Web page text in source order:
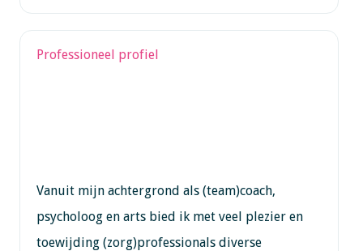
Professioneel profiel
Vanuit mijn achtergrond als (team)coach,
psycholoog en arts bied ik met veel plezier en
toewijding (zorg)professionals diverse